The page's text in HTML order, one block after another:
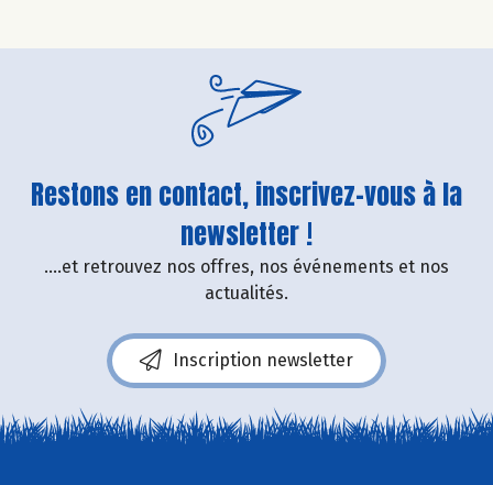
Restons en contact, inscrivez-vous à la
newsletter !
....et retrouvez nos offres, nos événements et nos
actualités.
Inscription newsletter